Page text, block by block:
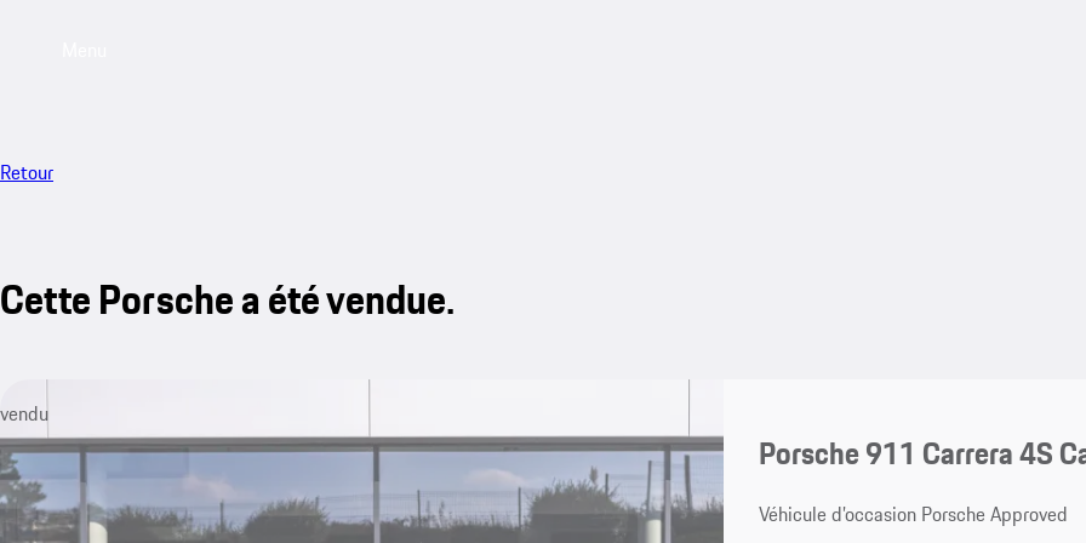
Retour
Cette Porsche a été vendue.
vendu
Porsche 911 Carrera 4S
Véhicule d’occasion Porsche Approved